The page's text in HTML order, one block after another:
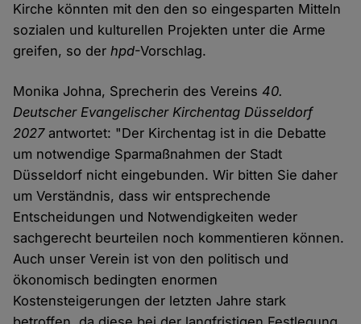
Kirche könnten mit den den so eingesparten Mitteln
sozialen und kulturellen Projekten unter die Arme
greifen, so derhpd-Vorschlag.
Monika Johna, Sprecherin des Vereins 40.
Deutscher Evangelischer Kirchentag Düsseldorf
2027antwortet: "Der Kirchentag ist in die Debatte
um notwendige Sparmaßnahmen der Stadt
Düsseldorf nicht eingebunden. Wir bitten Sie daher
um Verständnis, dass wir entsprechende
Entscheidungen und Notwendigkeiten weder
sachgerecht beurteilen noch kommentieren können.
Auch unser Verein ist von den politisch und
ökonomisch bedingten enormen
Kostensteigerungen der letzten Jahre stark